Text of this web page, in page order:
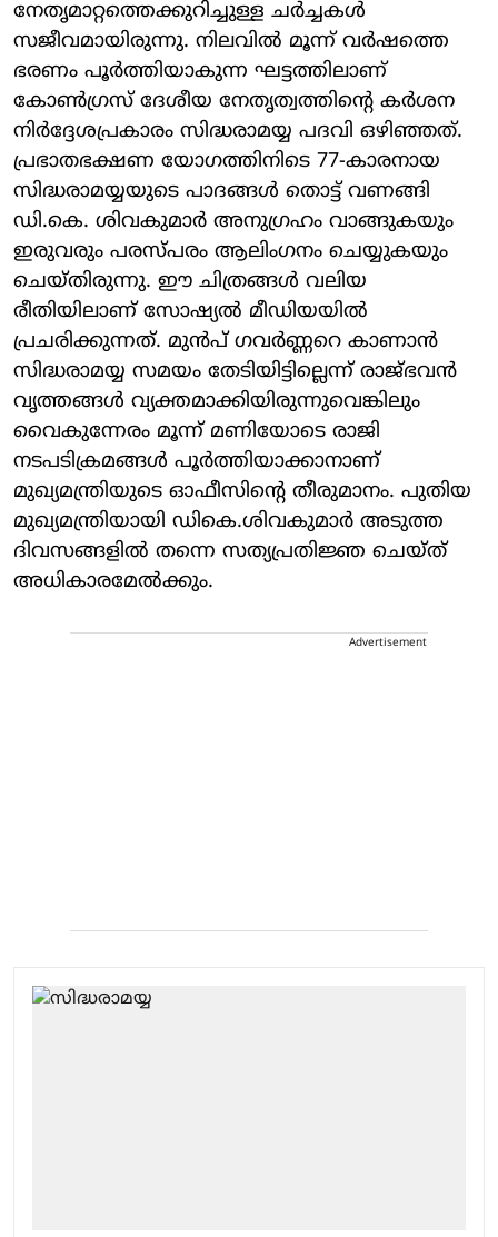
നേതൃമാറ്റത്തെക്കുറിച്ചുള്ള ചർച്ചകൾ
സജീവമായിരുന്നു. നിലവിൽ മൂന്ന് വർഷത്തെ
ഭരണം പൂർത്തിയാകുന്ന ഘട്ടത്തിലാണ്
കോൺഗ്രസ് ദേശീയ നേതൃത്വത്തിന്റെ കർശന
നിർദ്ദേശപ്രകാരം സിദ്ധരാമയ്യ പദവി ഒഴിഞ്ഞത്.
പ്രഭാതഭക്ഷണ യോഗത്തിനിടെ 77-കാരനായ
സിദ്ധരാമയ്യയുടെ പാദങ്ങൾ തൊട്ട് വണങ്ങി
ഡി.കെ. ശിവകുമാർ അനുഗ്രഹം വാങ്ങുകയും
ഇരുവരും പരസ്പരം ആലിംഗനം ചെയ്യുകയും
ചെയ്തിരുന്നു. ഈ ചിത്രങ്ങൾ വലിയ
രീതിയിലാണ് സോഷ്യൽ മീഡിയയിൽ
പ്രചരിക്കുന്നത്. മുൻപ് ഗവർണ്ണറെ കാണാൻ
സിദ്ധരാമയ്യ സമയം തേടിയിട്ടില്ലെന്ന് രാജ്ഭവൻ
വൃത്തങ്ങൾ വ്യക്തമാക്കിയിരുന്നുവെങ്കിലും
വൈകുന്നേരം മൂന്ന് മണിയോടെ രാജി
നടപടിക്രമങ്ങൾ പൂർത്തിയാക്കാനാണ്
മുഖ്യമന്ത്രിയുടെ ഓഫീസിന്റെ തീരുമാനം. പുതിയ
മുഖ്യമന്ത്രിയായി ഡികെ.ശിവകുമാർ അടുത്ത
ദിവസങ്ങളിൽ തന്നെ സത്യപ്രതിജ്ഞ ചെയ്ത്
അധികാരമേൽക്കും.
Advertisement